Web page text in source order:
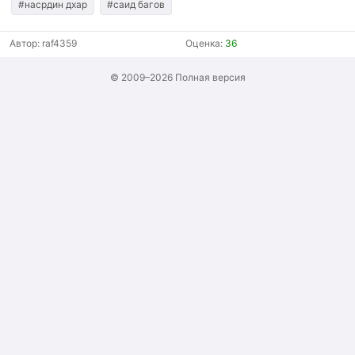
#насрдин дхар #саид багов
Автор: raf4359 Оценка: 36
© 2009–2026 Полная версия